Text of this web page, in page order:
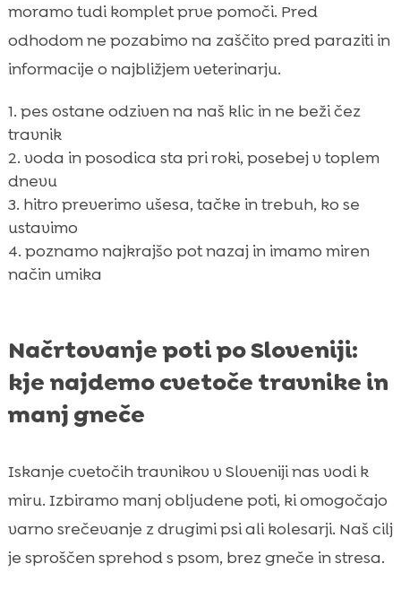
moramo tudi komplet prve pomoči. Pred
odhodom ne pozabimo na zaščito pred paraziti in
informacije o najbližjem veterinarju.
pes ostane odziven na naš klic in ne beži čez
travnik
voda in posodica sta pri roki, posebej v toplem
dnevu
hitro preverimo ušesa, tačke in trebuh, ko se
ustavimo
poznamo najkrajšo pot nazaj in imamo miren
način umika
Načrtovanje poti po Sloveniji:
kje najdemo cvetoče travnike in
manj gneče
Iskanje cvetočih travnikov v Sloveniji nas vodi k
miru. Izbiramo manj obljudene poti, ki omogočajo
varno srečevanje z drugimi psi ali kolesarji. Naš cilj
je sproščen sprehod s psom, brez gneče in stresa.